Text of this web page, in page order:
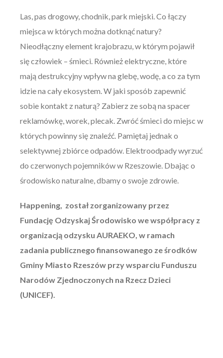
Las, pas drogowy, chodnik, park miejski. Co łączy
miejsca w których można dotknąć natury?
Nieodłączny element krajobrazu, w którym pojawił
się człowiek – śmieci. Również elektryczne, które
mają destrukcyjny wpływ na glebę, wodę, a co za tym
idzie na cały ekosystem. W jaki sposób zapewnić
sobie kontakt z naturą? Zabierz ze sobą na spacer
reklamówkę, worek, plecak. Zwróć śmieci do miejsc w
których powinny się znaleźć. Pamiętaj jednak o
selektywnej zbiórce odpadów. Elektroodpady wyrzuć
do czerwonych pojemników w Rzeszowie. Dbając o
środowisko naturalne, dbamy o swoje zdrowie.
Happening, został zorganizowany przez
Fundację Odzyskaj Środowisko we współpracy z
organizacją odzysku AURAEKO, w ramach
zadania publicznego finansowanego ze środków
Gminy Miasto Rzeszów przy wsparciu Funduszu
Narodów Zjednoczonych na Rzecz Dzieci
(UNICEF).